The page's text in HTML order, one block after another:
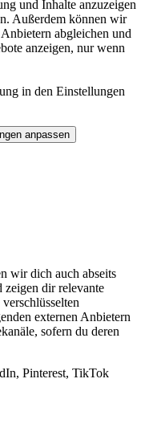
und Inhalte anzuzeigen
Außerdem können wir
abgleichen und
anzeigen, nur wenn
in den Einstellungen
anpassen
wir dich auch abseits
zeigen dir relevante
externen Anbietern
sofern du deren
Pinterest, TikTok